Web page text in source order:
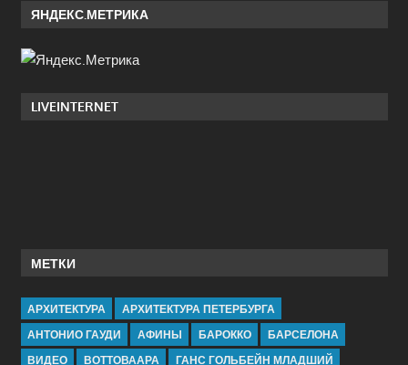
ЯНДЕКС.МЕТРИКА
LIVEINTERNET
МЕТКИ
АРХИТЕКТУРА
АРХИТЕКТУРА ПЕТЕРБУРГА
АНТОНИО ГАУДИ
АФИНЫ БАРОККО
БАРСЕЛОНА
ВИДЕО
ВОТТОВААРА ГАНС ГОЛЬБЕЙН МЛАДШИЙ